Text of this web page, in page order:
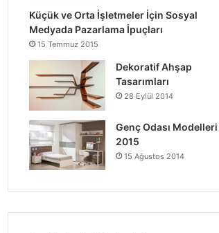
Küçük ve Orta İşletmeler İçin Sosyal
Medyada Pazarlama İpuçları
15 Temmuz 2015
Dekoratif Ahşap
Tasarımları
28 Eylül 2014
Genç Odası Modelleri
2015
15 Ağustos 2014